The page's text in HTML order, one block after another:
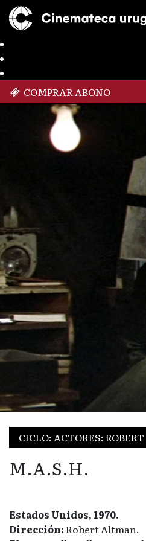
COMPRAR ABONO
CICLO: ACTORES:
M.A.S.H.
Estados Unidos, 1970.
Dirección:Robert Altman.